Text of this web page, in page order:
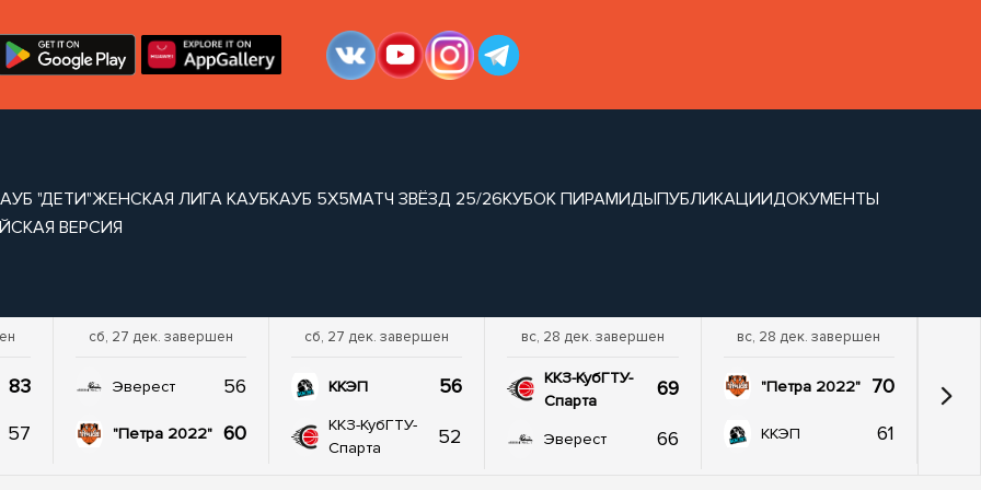
"ДЕТИ"ЖЕНСКАЯ ЛИГА КАУБКАУБ 5Х5МАТЧ ЗВЁЗД 25/26КУБОК ПИРАМИДЫПУБЛИКАЦИИДОКУМЕНТЫ
ВЕРСИЯ
83
57
сб, 27 дек. завершен
Эверест 56
"Петра 2022" 60
сб, 27 дек. завершен
ККЭП 56
ККЗ-КубГТУ-
Спарта
52
вс, 28 дек. завершен
ККЗ-КубГТУ-
Спарта
69
Эверест 66
вс, 28 дек. завершен
"Петра 2022" 70
ККЭП 61